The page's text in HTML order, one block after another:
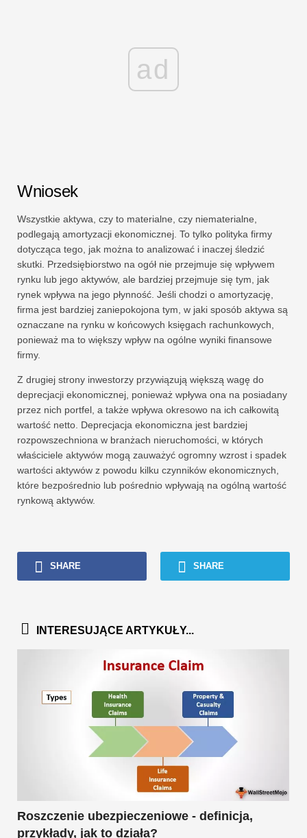
ad
Wniosek
Wszystkie aktywa, czy to materialne, czy niematerialne,
podlegają amortyzacji ekonomicznej. To tylko polityka firmy
dotycząca tego, jak można to analizować i inaczej śledzić
skutki. Przedsiębiorstwo na ogół nie przejmuje się wpływem
rynku lub jego aktywów, ale bardziej przejmuje się tym, jak
rynek wpływa na jego płynność. Jeśli chodzi o amortyzację,
firma jest bardziej zaniepokojona tym, w jaki sposób aktywa są
oznaczane na rynku w końcowych księgach rachunkowych,
ponieważ ma to większy wpływ na ogólne wyniki finansowe
firmy.
Z drugiej strony inwestorzy przywiązują większą wagę do
deprecjacji ekonomicznej, ponieważ wpływa ona na posiadany
przez nich portfel, a także wpływa okresowo na ich całkowitą
wartość netto. Deprecjacja ekonomiczna jest bardziej
rozpowszechniona w branżach nieruchomości, w których
właściciele aktywów mogą zauważyć ogromny wzrost i spadek
wartości aktywów z powodu kilku czynników ekonomicznych,
które bezpośrednio lub pośrednio wpływają na ogólną wartość
rynkową aktywów.
SHARE SHARE
INTERESUJĄCE ARTYKUŁY...
Roszczenie ubezpieczeniowe - definicja,
przykłady, jak to działa?